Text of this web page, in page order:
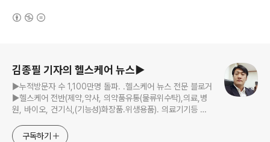
김종필 기자의 헬스케어 뉴스▶
▶누적방문자 수 1,100만명 돌파. .헬스케어 뉴스 전문 블로거
▶헬스케어 전반(제약,약사, 의약품유통(물류위수탁),의료,병
원, 바이오, 건기식,(기능성)화장품.위생용품). 의료기기등 ☞
jp11222@naver.com
구독하기